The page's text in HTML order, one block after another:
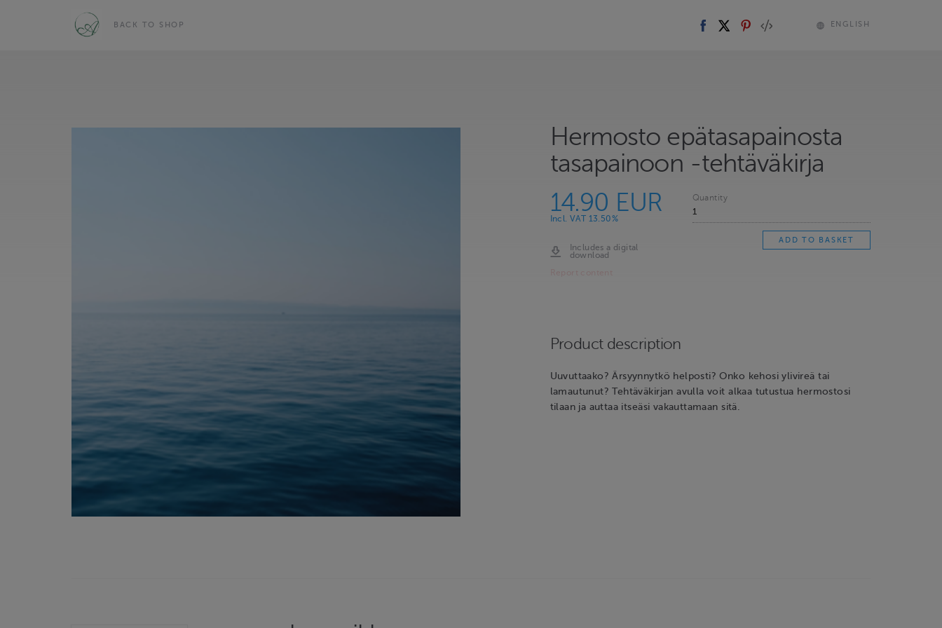
BACK TO SHOP ENGLISH
Hermosto epätasapainosta
tasapainoon -tehtäväkirja
14.90 EUR
Incl. VAT 13.50%
Includes a digital
download
Quantity
Product description
Uuvuttaako? Ärsyynnytkö helposti? Onko kehosi ylivireä tai
lamautunut? Tehtäväkirjan avulla voit alkaa tutustua hermostosi
tilaan ja auttaa itseäsi vakauttamaan sitä.